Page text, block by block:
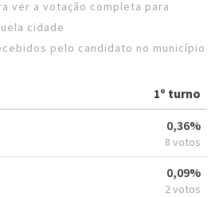
ver a votação completa para
cidade
pelo candidato no município
1º turno
0,36%
8 votos
0,09%
2 votos